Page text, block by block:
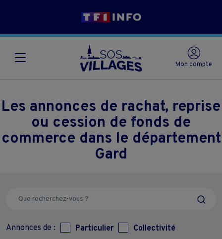
Mon compte
Les annonces de rachat, reprise
ou cession de fonds de
commerce dans le département
Gard
Annonces de : Particulier Collectivité